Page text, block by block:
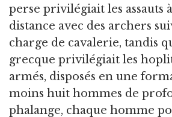
perse privilégiait les assauts
distance avec des archers
charge de cavalerie, tandis
grecque privilégiait les
armés, disposés en une
moins huit hommes de
phalange, chaque homme